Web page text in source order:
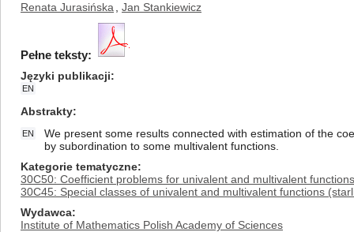
Renata Jurasińska Jan Stankiewicz
Pełne teksty:
Języki publikacji
EN
Abstrakty
EN
We present some results connected with estimation of the
by subordination to some multivalent functions.
Kategorie tematyczne
30C50: Coefficient problems for univalent and multivalent functions
30C45: Special classes of univalent and multivalent functions
Wydawca
Institute of Mathematics Polish Academy of Sciences